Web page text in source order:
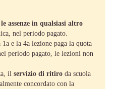
assenze in qualsiasi altro
nel periodo pagato.
e la 4a lezione paga la quota
periodo pagato, le lezioni non
il servizio di ritiro da scuola
concordato con la